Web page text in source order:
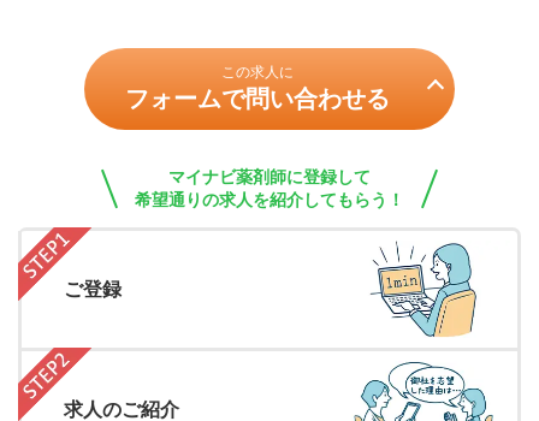
この求人に
フォームで問い合わせる
マイナビ薬剤師に登録して
希望通りの求人を紹介してもらう！
ご登録
求人のご紹介